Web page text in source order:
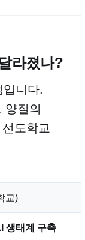
라졌나?
니다.
질의
도학교
교)
생태계 구축